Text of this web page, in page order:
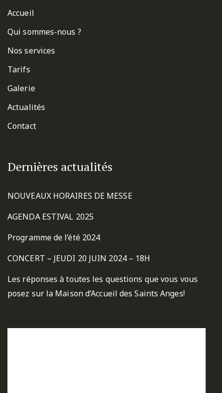
Accueil
Qui sommes-nous ?
Nos services
Tarifs
Galerie
Actualités
Contact
Dernières actualités
NOUVEAUX HORAIRES DE MESSE
AGENDA ESTIVAL 2025
Programme de l’été 2024
CONCERT – JEUDI 20 JUIN 2024 – 18H
Les réponses à toutes les questions que vous vous
posez sur la Maison d’Accueil des Saints Anges!